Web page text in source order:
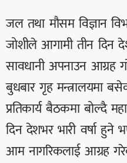
जल तथा मौसम विज्ञान
जोशीले आगामी तीन दिन
सावधानी अपनाउन आग्रह
बुधबार गृह मन्त्रालयमा
प्रतिकार्य बैठकमा बोल्दै
दिन देशभर भारी वर्षा
आम नागरिकलाई आग्रह